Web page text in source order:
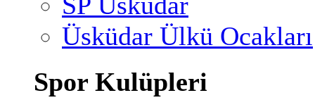
Üsküdar Ülkü Ocakları
Spor Kulüpleri